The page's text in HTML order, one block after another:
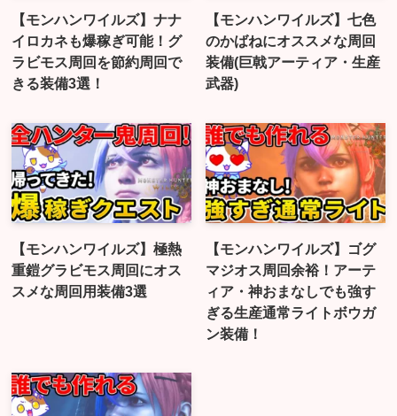
【モンハンワイルズ】ナナ
イロカネも爆稼ぎ可能！グ
ラビモス周回を節約周回で
きる装備3選！
【モンハンワイルズ】七色
のかばねにオススメな周回
装備(巨戟アーティア・生産
武器)
【モンハンワイルズ】極熱
重鎧グラビモス周回にオス
スメな周回用装備3選
【モンハンワイルズ】ゴグ
マジオス周回余裕！アーテ
ィア・神おまなしでも強す
ぎる生産通常ライトボウガ
ン装備！